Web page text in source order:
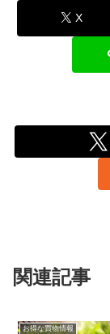
X
関連記事
お得な買物情報